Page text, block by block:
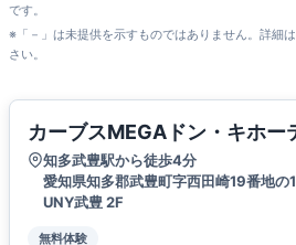
です。
※「－」は未提供を示すものではありません。詳細
さい。
カーブスMEGAドン・キホー
知多武豊駅から徒歩4分
愛知県知多郡武豊町字西田崎19番地の
UNY武豊 2F
無料体験